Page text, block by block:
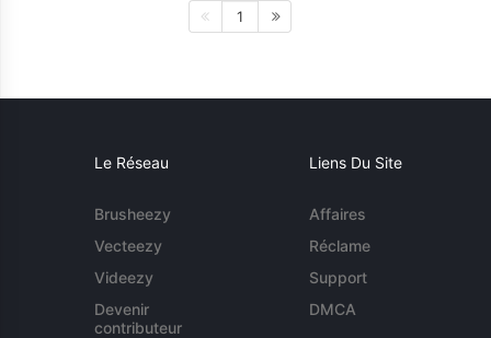
1
Le Réseau
Brusheezy
Vecteezy
Videezy
Devenir
contributeur
Liens Du Site
Affaires
Réclame
Support
DMCA